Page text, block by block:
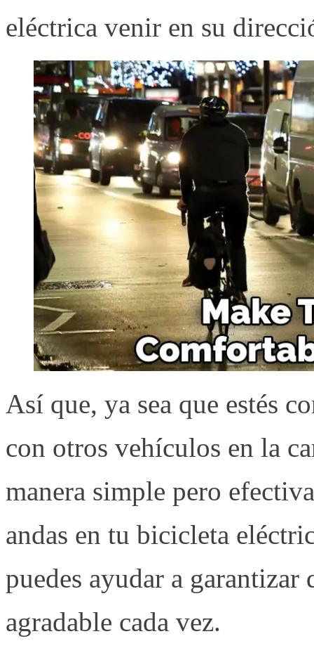
eléctrica venir en su
Así que, ya sea que estés
con otros vehículos en la
manera simple pero
andas en tu bicicleta
puedes ayudar a garantizar
agradable cada vez.